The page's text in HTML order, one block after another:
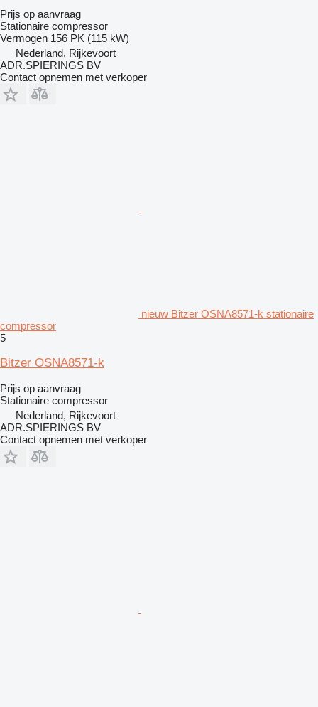
Prijs op aanvraag
Stationaire compressor
Vermogen 156 PK (115 kW)
Nederland, Rijkevoort
ADR.SPIERINGS BV
Contact opnemen met verkoper
nieuw Bitzer OSNA8571-k stationaire
compressor
5
Bitzer OSNA8571-k
Prijs op aanvraag
Stationaire compressor
Nederland, Rijkevoort
ADR.SPIERINGS BV
Contact opnemen met verkoper